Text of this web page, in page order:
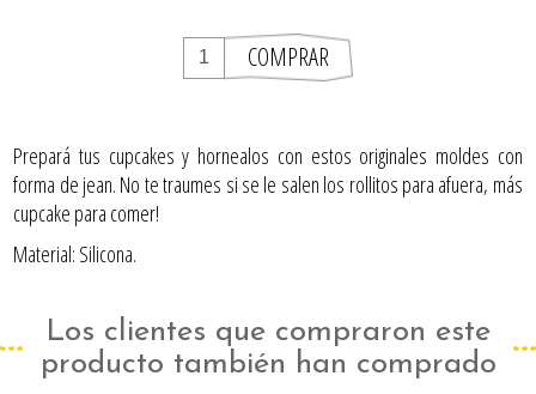
Prepará tus cupcakes y hornealos con estos originales moldes con
forma de jean. No te traumes si se le salen los rollitos para afuera, más
cupcake para comer!
Material: Silicona.
Los clientes que compraron este
producto también han comprado